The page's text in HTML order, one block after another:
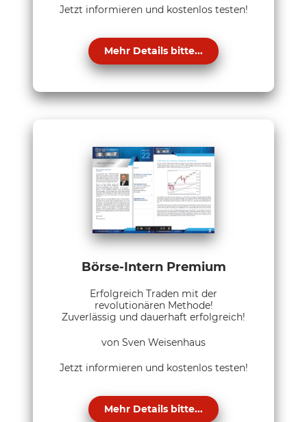
Jetzt informieren und kostenlos testen!
Mehr Details bitte...
Börse-Intern Premium
Erfolgreich Traden mit der
revolutionären Methode!
Zuverlässig und dauerhaft erfolgreich!
von Sven Weisenhaus
Jetzt informieren und kostenlos testen!
Mehr Details bitte...